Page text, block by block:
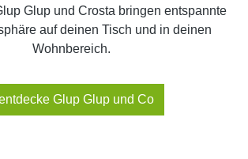
Glup und Crosta bringen entspannte
auf deinen Tisch und in deinen
Wohnbereich.
Glup Glup und Co